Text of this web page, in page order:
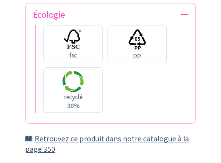
Écologie
fsc pp
recyclé
30%
Retrouvez ce produit dans notre catalogue à la
page 350